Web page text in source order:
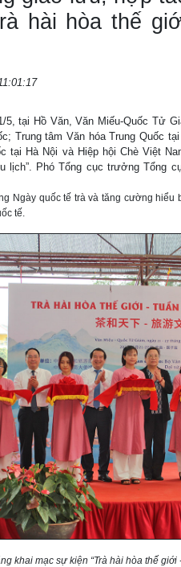
hài hòa thế
5, tại Hồ Văn, Văn Miếu-Quốc Tử
Trung tâm Văn hóa Trung Quốc
tại Hà Nội và Hiệp hội Chè Việt
lịch”. Phó Tổng cục trưởng Tổng
Ngày quốc tế trà và tăng cường hiểu
tế.
khai mạc sự kiện “Trà hài hòa thế giới